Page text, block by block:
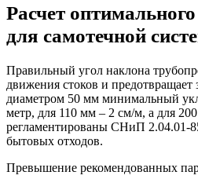
Расчет
для самотечной
Правильный угол наклона
движения стоков и предотвращает
диаметром 50 мм минимальный
метр, для 110 мм – 2 см/м, а для
регламентированы СНиП 2.04.01-
бытовых отходов.
Превышение рекомендованных